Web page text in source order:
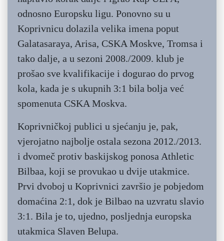
odnosno Europsku ligu. Ponovno su u
Koprivnicu dolazila velika imena poput
Galatasaraya, Arisa, CSKA Moskve, Tromsa i
tako dalje, a u sezoni 2008./2009. klub je
prošao sve kvalifikacije i dogurao do prvog
kola, kada je s ukupnih 3:1 bila bolja već
spomenuta CSKA Moskva.
Koprivničkoj publici u sjećanju je, pak,
vjerojatno najbolje ostala sezona 2012./2013.
i dvomeč protiv baskijskog ponosa Athletic
Bilbaa, koji se provukao u dvije utakmice.
Prvi dvoboj u Koprivnici završio je pobjedom
domaćina 2:1, dok je Bilbao na uzvratu slavio
3:1. Bila je to, ujedno, posljednja europska
utakmica Slaven Belupa.